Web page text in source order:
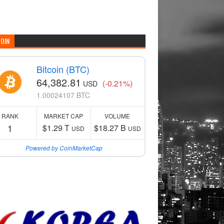
Bitcoin (BTC)
64,382.81 USD (-0.21%)
1.00024107 BTC
RANK
1
MARKET CAP
$1.29 T USD
VOLUME
$18.27 B USD
Powered by CoinMarketCap